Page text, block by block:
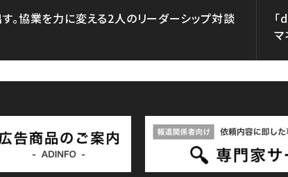
。協業を力に変える2人のリーダーシップ対談
マ